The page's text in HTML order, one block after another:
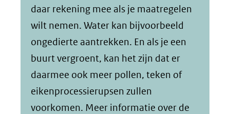
daar rekening mee als je maatregelen
wilt nemen. Water kan bijvoorbeeld
ongedierte aantrekken. En als je een
buurt vergroent, kan het zijn dat er
daarmee ook meer pollen, teken of
eikenprocessierupsen zullen
voorkomen. Meer informatie over de